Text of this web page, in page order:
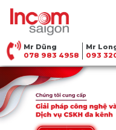
Mr Dũng
078 983 4958
Mr
093